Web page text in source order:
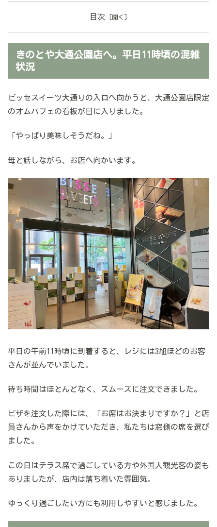
目次
きのとや大通公園店へ。平日11時頃の混雑
状況
ビッセスイーツ大通りの入口へ向かうと、大通公園店限定
のオムパフェの看板が目に入りました。
「やっぱり美味しそうだね。」
母と話しながら、お店へ向かいます。
平日の午前11時頃に到着すると、レジには3組ほどのお客
さんが並んでいました。
待ち時間はほとんどなく、スムーズに注文できました。
ピザを注文した際には、「お席はお決まりですか？」と店
員さんから声をかけていただき、私たちは窓側の席を選び
ました。
この日はテラス席で過ごしている方や外国人観光客の姿も
ありましたが、店内は落ち着いた雰囲気。
ゆっくり過ごしたい方にも利用しやすいと感じました。